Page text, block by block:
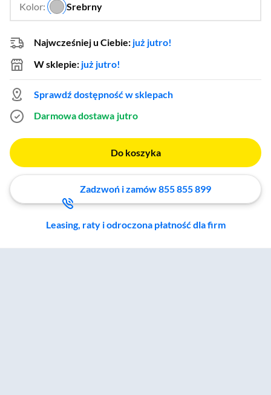
Kolor: Srebrny
…
Najwcześniej u Ciebie: już jutro!
W sklepie: już jutro!
Sprawdź dostępność w sklepach
Darmowa dostawa jutro
Do koszyka
Zadzwoń i zamów 855 855 899
Leasing, raty i odroczona płatność dla firm